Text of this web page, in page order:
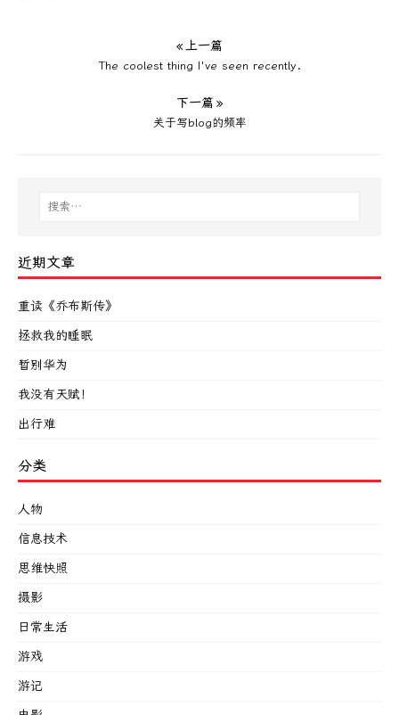
« 上一篇
The coolest thing I've seen recently.
下一篇 »
关于写blog的频率
近期文章
重读《乔布斯传》
拯救我的睡眠
暂别华为
我没有天赋！
出行难
分类
人物
信息技术
思维快照
摄影
日常生活
游戏
游记